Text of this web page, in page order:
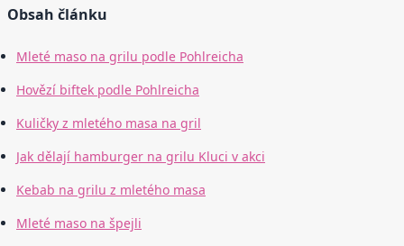
Obsah článku
Mleté maso na grilu podle Pohlreicha
Hovězí biftek podle Pohlreicha
Kuličky z mletého masa na gril
Jak dělají hamburger na grilu Kluci v akci
Kebab na grilu z mletého masa
Mleté maso na špejli